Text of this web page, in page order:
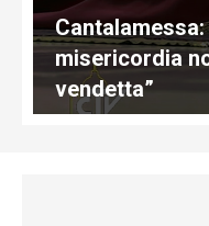
Cantalamessa:
misericordia
vendetta”